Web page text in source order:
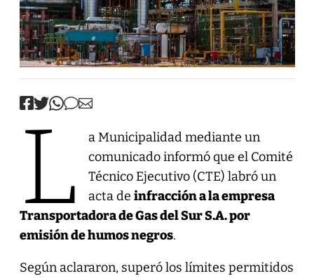
L
a Municipalidad mediante un
comunicado informó que el Comité
Técnico Ejecutivo (CTE) labró un
acta de infracción a la empresa
Transportadora de Gas del Sur S.A. por
emisión de humos negros.
Según aclararon, superó los límites permitidos